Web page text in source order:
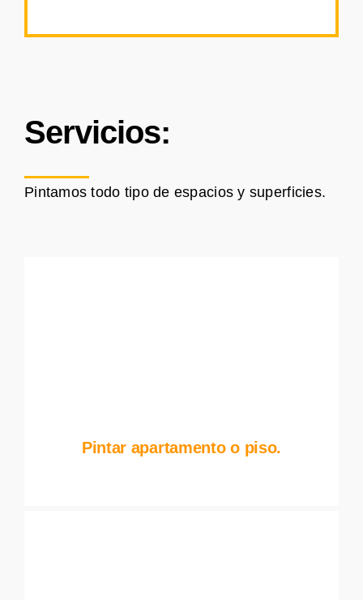
Servicios:
Pintamos todo tipo de espacios y superficies.
Pintar apartamento o piso.